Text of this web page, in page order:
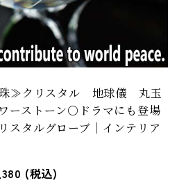
≫クリスタル 地球儀 丸玉
ーストーン○ドラマにも登場
スタルグローブ｜インテリア
(税込)